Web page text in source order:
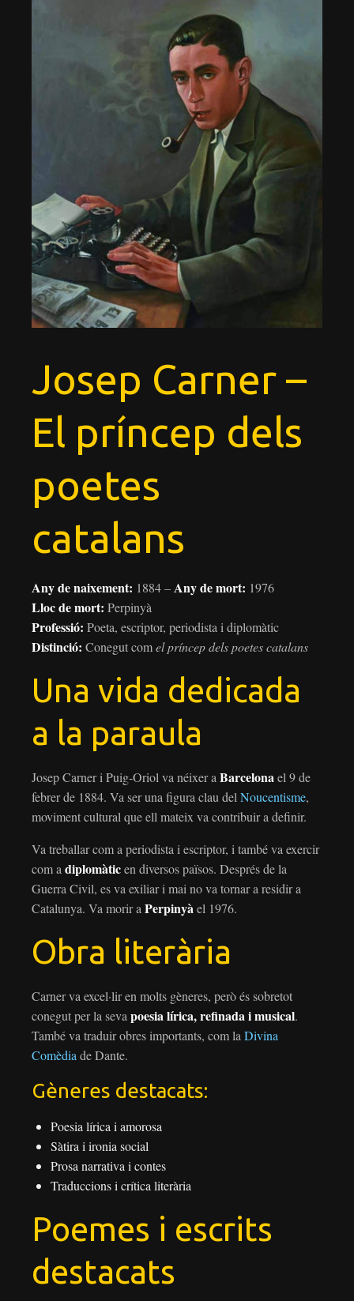
Josep Carner –
El príncep dels
poetes
catalans
Any de naixement: 1884 –Any de mort: 1976
Lloc de mort: Perpinyà
Professió: Poeta, escriptor, periodista i diplomàtic
Distinció: Conegut comel príncep dels poetes catalans
Una vida dedicada
a la paraula
Josep Carner i Puig-Oriol va néixer aBarcelonael 9 de
febrer de 1884. Va ser una figura clau delNoucentisme,
moviment cultural que ell mateix va contribuir a definir.
Va treballar com a periodista i escriptor, i també va exercir
com adiplomàticen diversos països. Després de la
Guerra Civil, es va exiliar i mai no va tornar a residir a
Catalunya. Va morir aPerpinyàel 1976.
Obra literària
Carner va excel·lir en molts gèneres, però és sobretot
conegut per la sevapoesia lírica, refinada i musical.
També va traduir obres importants, com laDivina
Comèdiade Dante.
Gèneres destacats:
Poesia lírica i amorosa
Sàtira i ironia social
Prosa narrativa i contes
Traduccions i crítica literària
Poemes i escrits
destacats